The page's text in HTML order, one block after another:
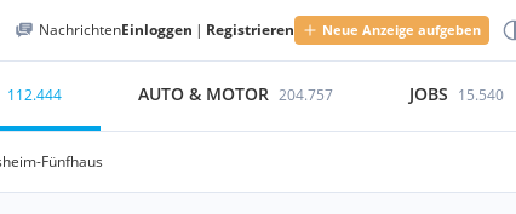
NachrichtenEinloggen | Registrieren Neue Anzeige aufgeben
112.444 AUTO & MOTOR 204.757 JOBS 15.540
Fünfhaus